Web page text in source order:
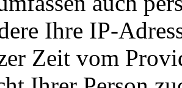
Ihre IP-
Zeit vom